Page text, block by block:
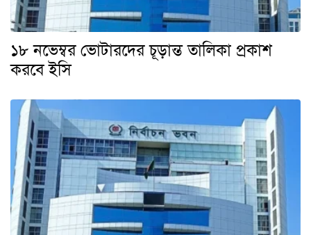
১৮ নভেম্বর ভোটারদের চূড়ান্ত তালিকা প্রকাশ
করবে ইসি